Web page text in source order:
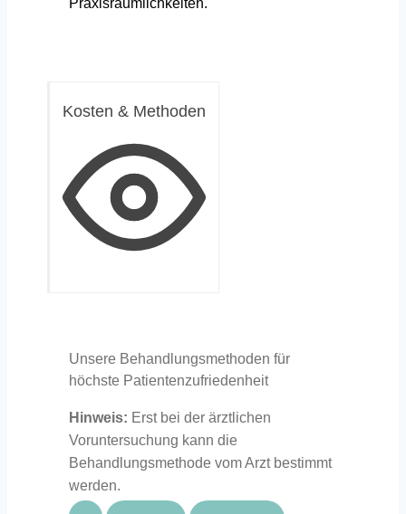
Kosten & Methoden
Unsere Behandlungsmethoden für
höchste Patientenzufriedenheit
Hinweis: Erst bei der ärztlichen
Voruntersuchung kann die
Behandlungsmethode vom Arzt bestimmt
werden.